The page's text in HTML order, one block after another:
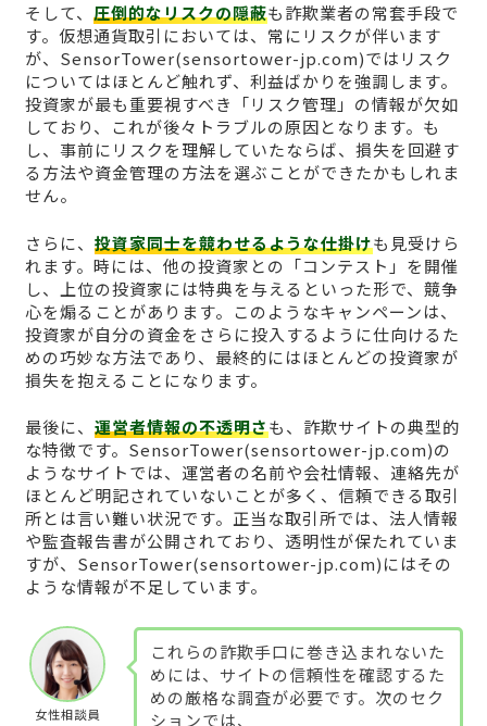
そして、 圧倒的なリスクの隠蔽も詐欺業者の常套手段で
す。仮想通貨取引においては、常にリスクが伴います
が、SensorTower(sensortower-jp.com)ではリスク
についてはほとんど触れず、利益ばかりを強調します。
投資家が最も重要視すべき「リスク管理」の情報が欠如
しており、これが後々トラブルの原因となります。も
し、事前にリスクを理解していたならば、損失を回避す
る方法や資金管理の方法を選ぶことができたかもしれま
せん。
さらに、 投資家同士を競わせるような仕掛けも見受けら
れます。時には、他の投資家との「コンテスト」を開催
し、上位の投資家には特典を与えるといった形で、競争
心を煽ることがあります。このようなキャンペーンは、
投資家が自分の資金をさらに投入するように仕向けるた
めの巧妙な方法であり、最終的にはほとんどの投資家が
損失を抱えることになります。
最後に、 運営者情報の不透明さも、詐欺サイトの典型的
な特徴です。SensorTower(sensortower-jp.com)の
ようなサイトでは、運営者の名前や会社情報、連絡先が
ほとんど明記されていないことが多く、信頼できる取引
所とは言い難い状況です。正当な取引所では、法人情報
や監査報告書が公開されており、透明性が保たれていま
すが、SensorTower(sensortower-jp.com)にはその
ような情報が不足しています。
女性相談員
これらの詐欺手口に巻き込まれないた
めには、サイトの信頼性を確認するた
めの厳格な調査が必要です。次のセク
ションでは、